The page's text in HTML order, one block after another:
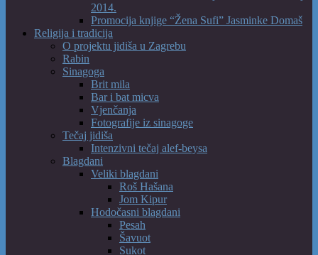
2014.
Promocija knjige “Žena Sufi” Jasminke Domaš
Religija i tradicija
O projektu jidiša u Zagrebu
Rabin
Sinagoga
Brit mila
Bar i bat micva
Vjenčanja
Fotografije iz sinagoge
Tečaj jidiša
Intenzivni tečaj alef-beysa
Blagdani
Veliki blagdani
Roš Hašana
Jom Kipur
Hodočasni blagdani
Pesah
Šavuot
Sukot